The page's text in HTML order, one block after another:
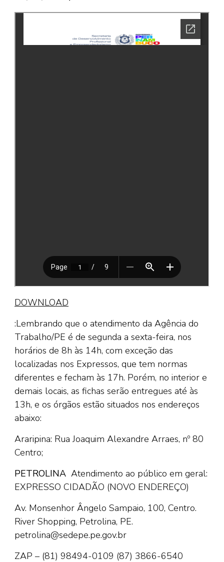
DOWNLOAD
:Lembrando que o atendimento da Agência do
Trabalho/PE é de segunda a sexta-feira, nos
horários de 8h às 14h, com exceção das
localizadas nos Expressos, que tem normas
diferentes e fecham às 17h. Porém, no interior e
demais locais, as fichas serão entregues até às
13h, e os órgãos estão situados nos endereços
abaixo:
Araripina: Rua Joaquim Alexandre Arraes, nº 80
Centro;
PETROLINA Atendimento ao público em geral:
EXPRESSO CIDADÃO (NOVO ENDEREÇO)
Av. Monsenhor Ângelo Sampaio, 100, Centro.
River Shopping, Petrolina, PE.
petrolina@sedepe.pe.gov.br
ZAP – (81) 98494-0109 (87) 3866-6540